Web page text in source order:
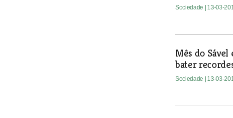
Sociedade | 13-03-
Mês do
bater
Sociedade | 13-03-